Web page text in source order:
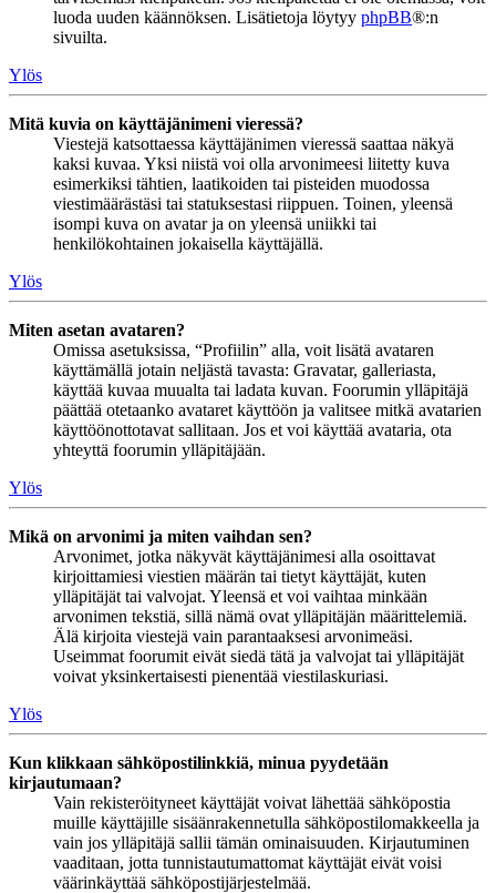
luoda uuden käännöksen. Lisätietoja löytyy phpBB®:n
sivuilta.
Ylös
Mitä kuvia on käyttäjänimeni vieressä?
Viestejä katsottaessa käyttäjänimen vieressä saattaa näkyä
kaksi kuvaa. Yksi niistä voi olla arvonimeesi liitetty kuva
esimerkiksi tähtien, laatikoiden tai pisteiden muodossa
viestimäärästäsi tai statuksestasi riippuen. Toinen, yleensä
isompi kuva on avatar ja on yleensä uniikki tai
henkilökohtainen jokaisella käyttäjällä.
Ylös
Miten asetan avataren?
Omissa asetuksissa, “Profiilin” alla, voit lisätä avataren
käyttämällä jotain neljästä tavasta: Gravatar, galleriasta,
käyttää kuvaa muualta tai ladata kuvan. Foorumin ylläpitäjä
päättää otetaanko avataret käyttöön ja valitsee mitkä avatarien
käyttöönottotavat sallitaan. Jos et voi käyttää avataria, ota
yhteyttä foorumin ylläpitäjään.
Ylös
Mikä on arvonimi ja miten vaihdan sen?
Arvonimet, jotka näkyvät käyttäjänimesi alla osoittavat
kirjoittamiesi viestien määrän tai tietyt käyttäjät, kuten
ylläpitäjät tai valvojat. Yleensä et voi vaihtaa minkään
arvonimen tekstiä, sillä nämä ovat ylläpitäjän määrittelemiä.
Älä kirjoita viestejä vain parantaaksesi arvonimeäsi.
Useimmat foorumit eivät siedä tätä ja valvojat tai ylläpitäjät
voivat yksinkertaisesti pienentää viestilaskuriasi.
Ylös
Kun klikkaan sähköpostilinkkiä, minua pyydetään
kirjautumaan?
Vain rekisteröityneet käyttäjät voivat lähettää sähköpostia
muille käyttäjille sisäänrakennetulla sähköpostilomakkeella ja
vain jos ylläpitäjä sallii tämän ominaisuuden. Kirjautuminen
vaaditaan, jotta tunnistautumattomat käyttäjät eivät voisi
väärinkäyttää sähköpostijärjestelmää.